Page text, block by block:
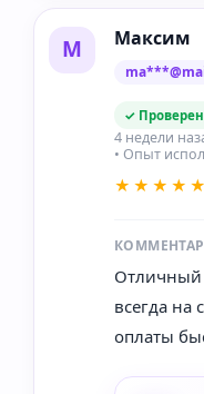
М Максим
✓
4 недели
• Опыт
★★★★★
Отличный
всегда на
оплаты